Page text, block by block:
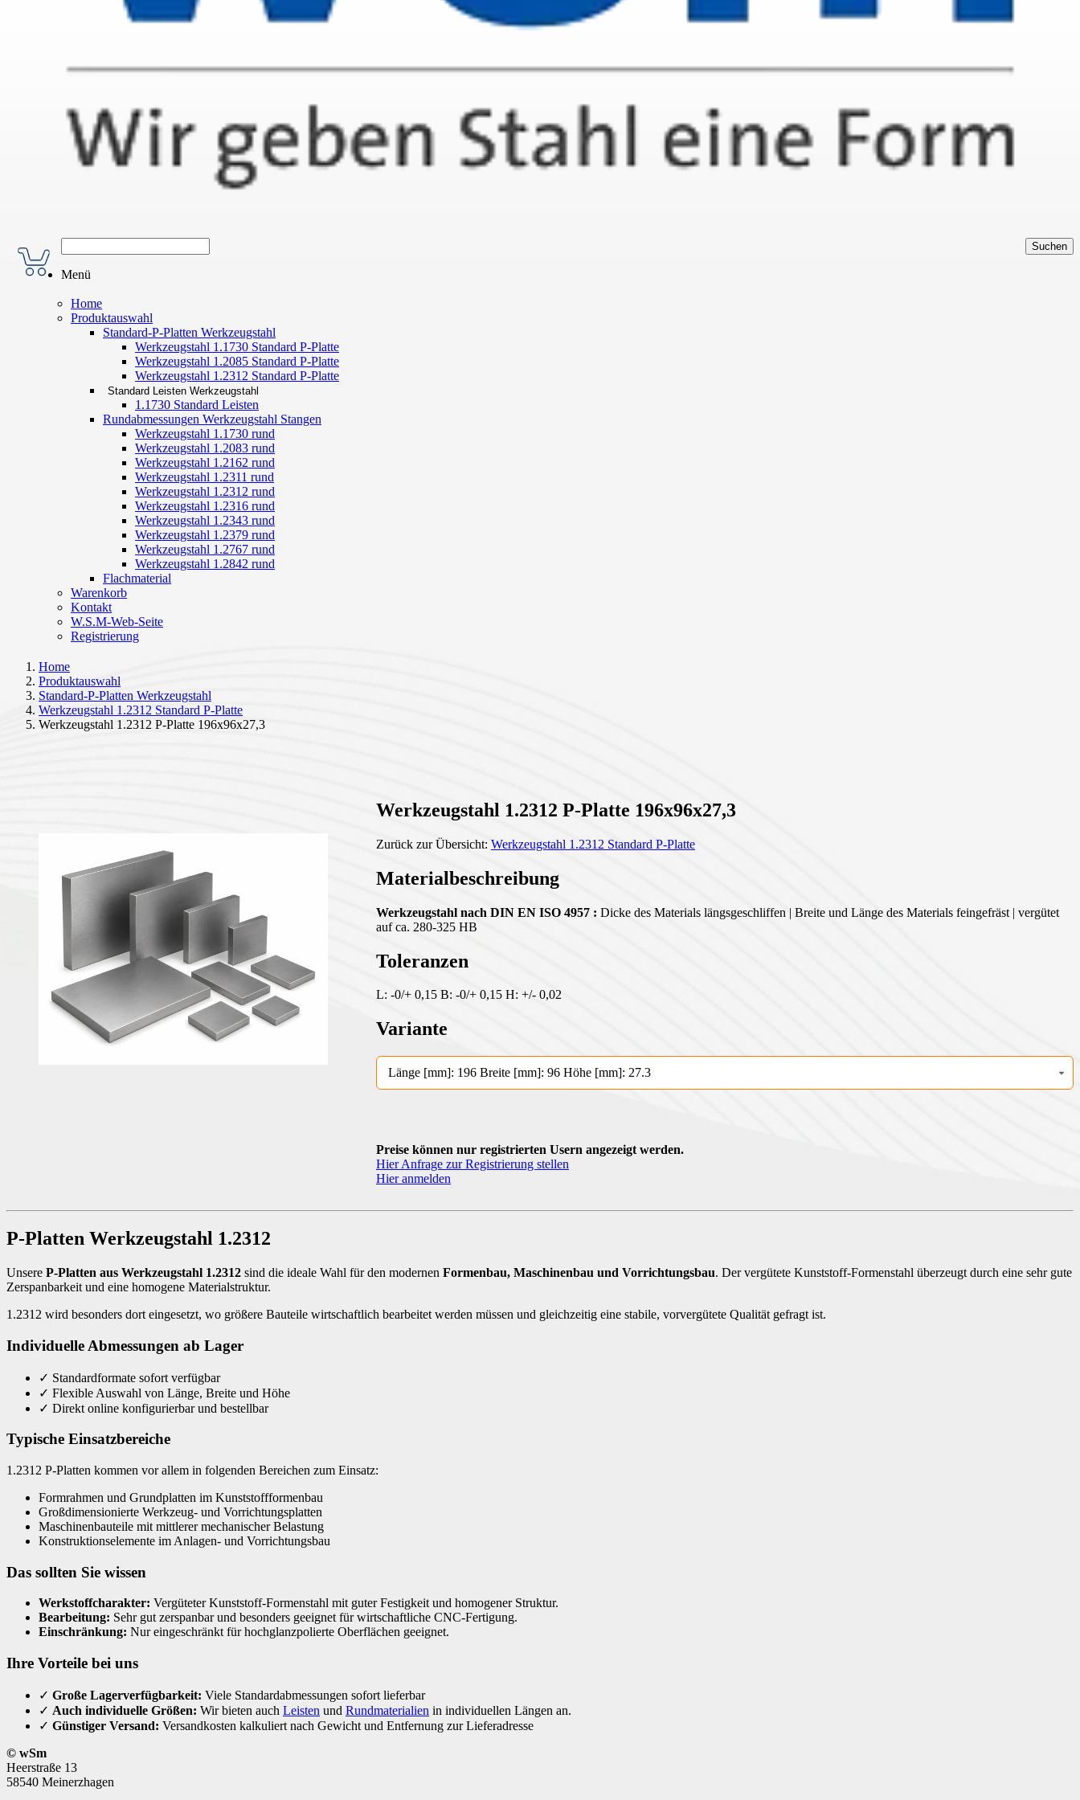
Menü
Home
Produktauswahl
Standard-P-Platten Werkzeugstahl
Werkzeugstahl 1.1730 Standard P-Platte
Werkzeugstahl 1.2085 Standard P-Platte
Werkzeugstahl 1.2312 Standard P-Platte
Standard Leisten Werkzeugstahl
1.1730 Standard Leisten
Rundabmessungen Werkzeugstahl Stangen
Werkzeugstahl 1.1730 rund
Werkzeugstahl 1.2083 rund
Werkzeugstahl 1.2162 rund
Werkzeugstahl 1.2311 rund
Werkzeugstahl 1.2312 rund
Werkzeugstahl 1.2316 rund
Werkzeugstahl 1.2343 rund
Werkzeugstahl 1.2379 rund
Werkzeugstahl 1.2767 rund
Werkzeugstahl 1.2842 rund
Flachmaterial
Warenkorb
Kontakt
W.S.M-Web-Seite
Registrierung
Home
Produktauswahl
Standard-P-Platten Werkzeugstahl
Werkzeugstahl 1.2312 Standard P-Platte
Werkzeugstahl 1.2312 P-Platte 196x96x27,3
Werkzeugstahl 1.2312 P-Platte 196x96x27,3
Zurück zur Übersicht: Werkzeugstahl 1.2312 Standard P-Platte
Materialbeschreibung
Werkzeugstahl nach DIN EN ISO 4957 : Dicke des Materials längsgeschliffen | Breite und Länge des Materials feingefräst | vergütet
auf ca. 280-325 HB
Toleranzen
L: -0/+ 0,15 B: -0/+ 0,15 H: +/- 0,02
Variante
Länge [mm]: 196 Breite [mm]: 96 Höhe [mm]: 27.3
Preise können nur registrierten Usern angezeigt werden.
Hier Anfrage zur Registrierung stellen
Hier anmelden
P-Platten Werkzeugstahl 1.2312
Unsere P-Platten aus Werkzeugstahl 1.2312 sind die ideale Wahl für den modernen Formenbau, Maschinenbau und Vorrichtungsbau. Der vergütete Kunststoff-Formenstahl überzeugt durch eine sehr gute
Zerspanbarkeit und eine homogene Materialstruktur.
1.2312 wird besonders dort eingesetzt, wo größere Bauteile wirtschaftlich bearbeitet werden müssen und gleichzeitig eine stabile, vorvergütete Qualität gefragt ist.
Individuelle Abmessungen ab Lager
✓ Standardformate sofort verfügbar
✓ Flexible Auswahl von Länge, Breite und Höhe
✓ Direkt online konfigurierbar und bestellbar
Typische Einsatzbereiche
1.2312 P-Platten kommen vor allem in folgenden Bereichen zum Einsatz:
Formrahmen und Grundplatten im Kunststoffformenbau
Großdimensionierte Werkzeug- und Vorrichtungsplatten
Maschinenbauteile mit mittlerer mechanischer Belastung
Konstruktionselemente im Anlagen- und Vorrichtungsbau
Das sollten Sie wissen
Werkstoffcharakter: Vergüteter Kunststoff-Formenstahl mit guter Festigkeit und homogener Struktur.
Bearbeitung: Sehr gut zerspanbar und besonders geeignet für wirtschaftliche CNC-Fertigung.
Einschränkung: Nur eingeschränkt für hochglanzpolierte Oberflächen geeignet.
Ihre Vorteile bei uns
✓ Große Lagerverfügbarkeit: Viele Standardabmessungen sofort lieferbar
✓ Auch individuelle Größen: Wir bieten auch Leisten und Rundmaterialien in individuellen Längen an.
✓ Günstiger Versand: Versandkosten kalkuliert nach Gewicht und Entfernung zur Lieferadresse
© wSm
Heerstraße 13
58540 Meinerzhagen